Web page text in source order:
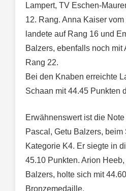
Lampert, TV Eschen-
12. Rang. Anna Kaiser
landete auf Rang 16 und
Balzers, ebenfalls noch mit
Rang 22.
Bei den Knaben erreichte
Schaan mit 44.45 Punkten
Erwähnenswert ist die
Pascal, Getu Balzers, beim
Kategorie K4. Er siegte in
45.10 Punkten. Arion
Balzers, holte sich mit
Bronzemedaille.